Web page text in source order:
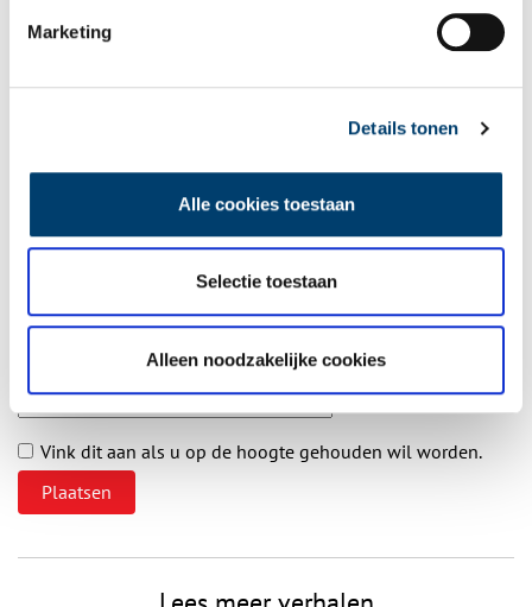
Marketing
Details tonen
Alle cookies toestaan
Selectie toestaan
Alleen noodzakelijke cookies
Aanvullingen
Vereiste velden zijn gemarkeerd met *. Het e-mailadres wordt niet
gepubliceerd.
Vink dit aan als u op de hoogte gehouden wil worden.